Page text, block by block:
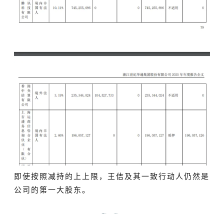
即使按照减持的上上限，王佶及其一致行动人仍然是
公司的第一大股东。